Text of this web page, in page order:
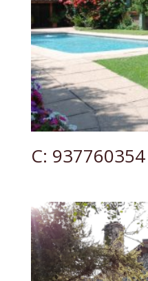
C: